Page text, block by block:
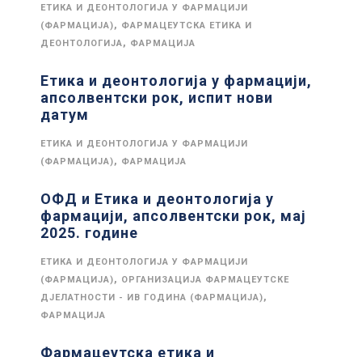
ЕТИКА И ДЕОНТОЛОГИЈА У ФАРМАЦИЈИ
(ФАРМАЦИЈА), ФАРМАЦЕУТСКА ЕТИКА И
ДЕОНТОЛОГИЈА, ФАРМАЦИЈА
Етика и деонтологија у фармацији,
апсолвентски рок, испит нови
датум
ЕТИКА И ДЕОНТОЛОГИЈА У ФАРМАЦИЈИ
(ФАРМАЦИЈА), ФАРМАЦИЈА
ОФД и Етика и деонтологија у
фармацији, апсолвентски рок, мај
2025. године
ЕТИКА И ДЕОНТОЛОГИЈА У ФАРМАЦИЈИ
(ФАРМАЦИЈА), ОРГАНИЗАЦИЈА ФАРМАЦЕУТСКЕ
ДЈЕЛАТНОСТИ - ИВ ГОДИНА (ФАРМАЦИЈА),
ФАРМАЦИЈА
Фармацеутска етика и